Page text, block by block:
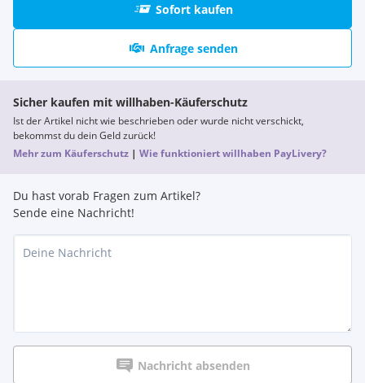
Sofort kaufen
Anfrage senden
Sicher kaufen mit willhaben-Käuferschutz
Ist der Artikel nicht wie beschrieben oder wurde nicht verschickt,
bekommst du dein Geld zurück!
Mehr zum Käuferschutz | Wie funktioniert willhaben PayLivery?
Du hast vorab Fragen zum Artikel?
Sende eine Nachricht!
Nachricht absenden